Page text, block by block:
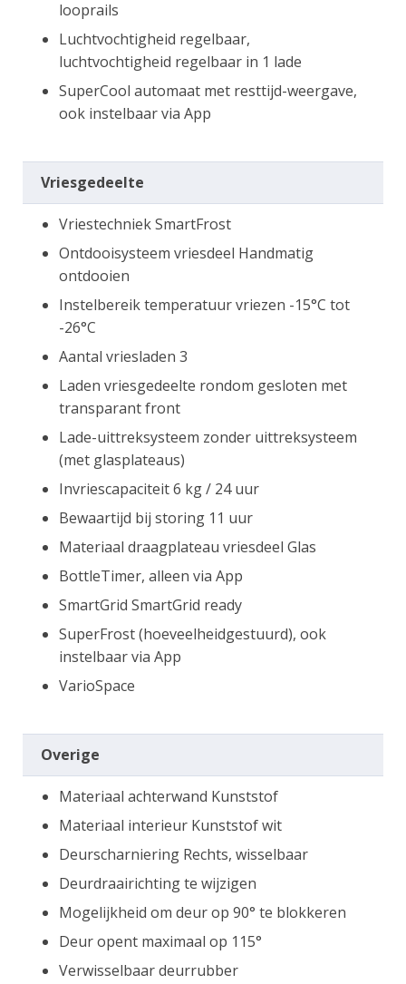
looprails
Luchtvochtigheid regelbaar,
luchtvochtigheid regelbaar in 1 lade
SuperCool automaat met resttijd-weergave,
ook instelbaar via App
Vriesgedeelte
Vriestechniek SmartFrost
Ontdooisysteem vriesdeel Handmatig
ontdooien
Instelbereik temperatuur vriezen -15°C tot
-26°C
Aantal vriesladen 3
Laden vriesgedeelte rondom gesloten met
transparant front
Lade-uittreksysteem zonder uittreksysteem
(met glasplateaus)
Invriescapaciteit 6 kg / 24 uur
Bewaartijd bij storing 11 uur
Materiaal draagplateau vriesdeel Glas
BottleTimer, alleen via App
SmartGrid SmartGrid ready
SuperFrost (hoeveelheidgestuurd), ook
instelbaar via App
VarioSpace
Overige
Materiaal achterwand Kunststof
Materiaal interieur Kunststof wit
Deurscharniering Rechts, wisselbaar
Deurdraairichting te wijzigen
Mogelijkheid om deur op 90° te blokkeren
Deur opent maximaal op 115°
Verwisselbaar deurrubber